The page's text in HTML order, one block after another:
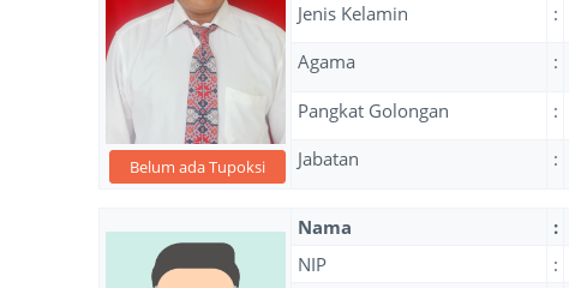
Belum ada Tupoksi
Jenis Kelamin :
Agama
:
Pangkat Golongan :
Jabatan
:
Nama :
NIP
: